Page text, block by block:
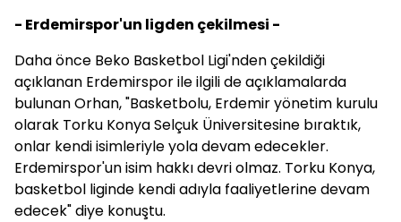
- Erdemirspor'un ligden çekilmesi -
Daha önce Beko Basketbol Ligi'nden çekildiği
açıklanan Erdemirspor ile ilgili de açıklamalarda
bulunan Orhan, "Basketbolu, Erdemir yönetim kurulu
olarak Torku Konya Selçuk Üniversitesine bıraktık,
onlar kendi isimleriyle yola devam edecekler.
Erdemirspor'un isim hakkı devri olmaz. Torku Konya,
basketbol liginde kendi adıyla faaliyetlerine devam
edecek" diye konuştu.